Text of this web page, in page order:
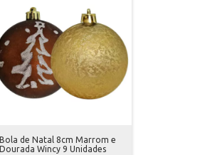
Bola de Natal 8cm Marrom e
Dourada Wincy 9 Unidades